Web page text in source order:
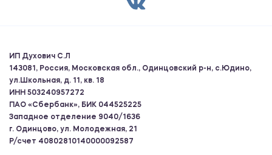
ИП Духович С.Л
143081, Россия, Московская обл., Одинцовский р-н, с.Юдино,
ул.Школьная, д. 11, кв. 18
ИНН 503240957272
ПАО «Сбербанк», БИК 044525225
Западное отделение 9040/1636
г. Одинцово, ул. Молодежная, 21
Р/счет 40802810140000092587